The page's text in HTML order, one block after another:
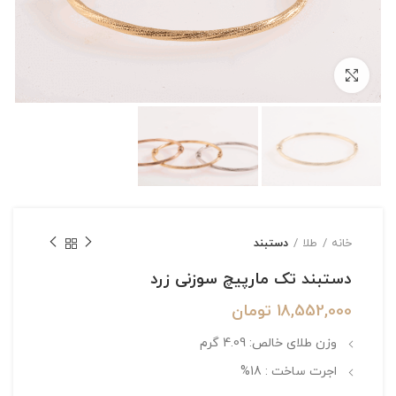
خانه طلا دستبند
دستبند تک مارپیچ سوزنی زرد
18,552,000 تومان
وزن طلای خالص: 4.09 گرم
اجرت ساخت : 18%